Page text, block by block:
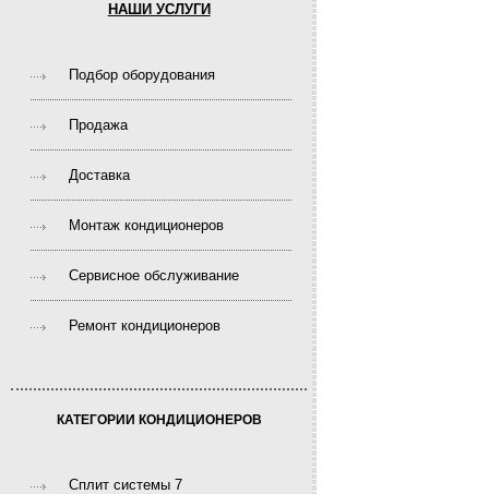
НАШИ УСЛУГИ
Подбор оборудования
Продажа
Доставка
Монтаж кондиционеров
Сервисное обслуживание
Ремонт кондиционеров
КАТЕГОРИИ КОНДИЦИОНЕРОВ
Сплит системы 7